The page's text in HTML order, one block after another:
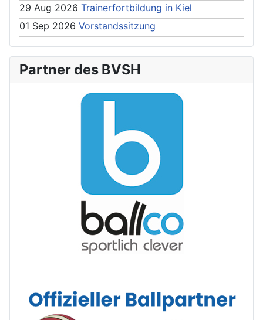
29 Aug 2026 Trainerfortbildung in Kiel
01 Sep 2026 Vorstandssitzung
Partner des BVSH